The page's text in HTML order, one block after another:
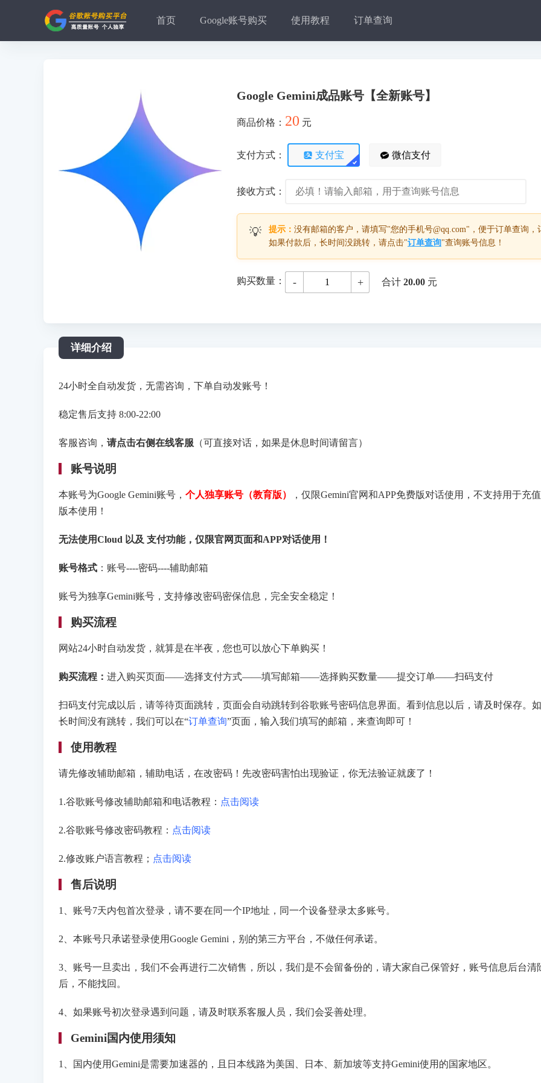
首页 Google账号购买 使用教程 订单查询
Google Gemini成品账号【全新账号】
商品价格： 20 元
支付方式： 支付宝 微信支付
接收方式：
💡 提示： 没有邮箱的客户，请填写"您的手机号@qq.com"，便于订单查询
如果付款后，长时间没跳转，请点击"订单查询 "查询账号信息！
购买数量： - + 合计 20.00 元
详细介绍
24小时全自动发货，无需咨询，下单自动发账号！
稳定售后支持 8:00-22:00
客服咨询， 请点击右侧在线客服 （可直接对话，如果是休息时间请留言）
账号说明
本账号为Google Gemini账号， 个人独享账号（教育版）
，仅限Gemini官网和APP免费版对话使用，不支持用于充
版本使用！
无法使用Cloud 以及 支付功能， 仅限官网页面和APP对话使用！
账号格式 ：账号----密码----辅助邮箱
账号为独享Gemini账号，支持修改密码密保信息，完全安全稳定！
购买流程
网站24小时自动发货，就算是在半夜，您也可以放心下单购买！
购买流程： 进入购买页面——选择支付方式——填写邮箱——选择购买数量——提交订单——扫码支付
扫码支付完成以后，请等待页面跳转，页面会自动跳转到谷歌账号密码信息界面。看到信息以后，请及时保存。
长时间没有跳转，我们可以在“订单查询”页面，输入我们填写的邮箱，来查询即可！
使用教程
请先修改辅助邮箱，辅助电话，在改密码！先改密码害怕出现验证，你无法验证就废了！
1.谷歌账号修改辅助邮箱和电话教程： 点击阅读
2.谷歌账号修改密码教程： 点击阅读
2.修改账户语言教程； 点击阅读
售后说明
1、账号7天内包首次登录，请不要在同一个IP地址，同一个设备登录太多账号。
2、本账号只承诺登录使用Google Gemini，别的第三方平台，不做任何承诺。
3、账号一旦卖出，我们不会再进行二次销售，所以，我们是不会留备份的，请大家自己保管好，账号信息后台清
后，不能找回。
4、如果账号初次登录遇到问题，请及时联系客服人员，我们会妥善处理。
Gemini国内使用须知
1、国内使用Gemini是需要加速器的，且日本线路为美国、日本、新加坡等支持Gemini使用的国家地区。